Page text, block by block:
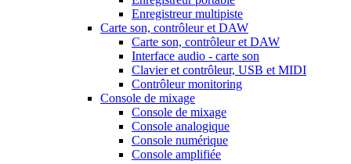
Enregistreur multipiste
Carte son, contrôleur et DAW
Carte son, contrôleur et DAW
Interface audio - carte son
Clavier et contrôleur, USB et MIDI
Contrôleur monitoring
Console de mixage
Console de mixage
Console analogique
Console numérique
Console amplifiée